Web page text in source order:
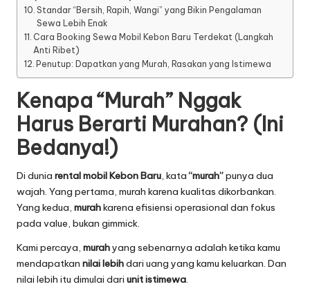
Standar “Bersih, Rapih, Wangi” yang Bikin Pengalaman
Sewa Lebih Enak
Cara Booking Sewa Mobil Kebon Baru Terdekat (Langkah
Anti Ribet)
Penutup: Dapatkan yang Murah, Rasakan yang Istimewa
Kenapa “Murah” Nggak
Harus Berarti Murahan? (Ini
Bedanya!)
Di dunia rental mobil Kebon Baru, kata“murah”punya dua
wajah. Yang pertama, murah karena kualitas dikorbankan.
Yang kedua, murahkarena efisiensi operasional dan fokus
pada value, bukan gimmick.
Kami percaya, murahyang sebenarnya adalah ketika kamu
mendapatkan nilai lebihdari uang yang kamu keluarkan. Dan
nilai lebih itu dimulai dari unit istimewa.